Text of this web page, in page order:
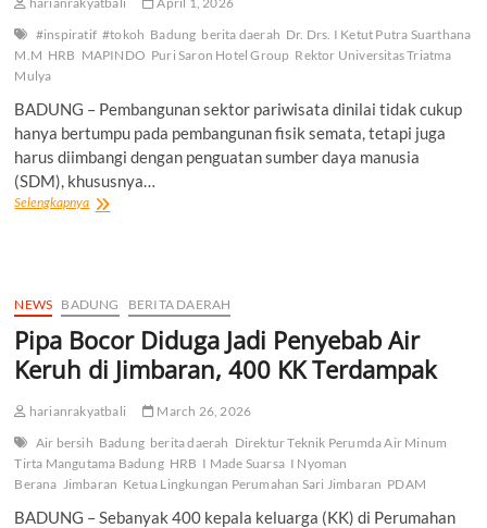
#inspiratif #tokoh Badung berita daerah Dr. Drs. I Ketut Putra Suarthana
M.M HRB MAPINDO Puri Saron Hotel Group Rektor Universitas Triatma
Mulya
BADUNG – Pembangunan sektor pariwisata dinilai tidak cukup
hanya bertumpu pada pembangunan fisik semata, tetapi juga
harus diimbangi dengan penguatan sumber daya manusia
(SDM), khususnya…
SelengkapnyaRektor
Anak
Muda
dalam
Penguatan
SDM
NEWS BADUNG BERITA DAERAH
Pipa Bocor Diduga Jadi Penyebab Air
Keruh di Jimbaran, 400 KK Terdampak
harianrakyatbali
March 26, 2026
Air bersih Badung berita daerah Direktur Teknik Perumda Air Minum
Tirta Mangutama Badung HRB I Made Suarsa I Nyoman
Berana Jimbaran Ketua Lingkungan Perumahan Sari Jimbaran PDAM
BADUNG – Sebanyak 400 kepala keluarga (KK) di Perumahan